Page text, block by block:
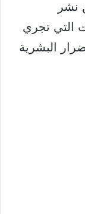
نشر
التي تجري
البشرية